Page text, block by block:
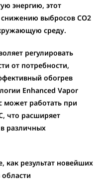
энергию, этот
снижению выбросов CO2
среду.
регулировать
от потребности,
обогрев
Enhanced Vapor
может работать при
, что расширяет
различных
, как результат новейших